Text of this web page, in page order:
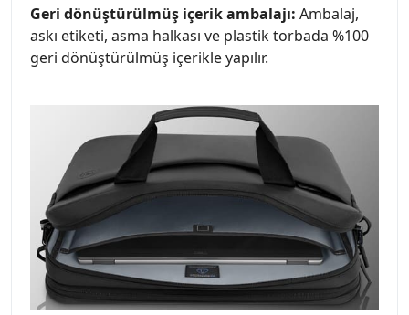
Geri dönüştürülmüş içerik ambalajı: Ambalaj,
askı etiketi, asma halkası ve plastik torbada %100
geri dönüştürülmüş içerikle yapılır.